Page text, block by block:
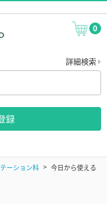
0
詳細検索
録
ーション科
今日から使える